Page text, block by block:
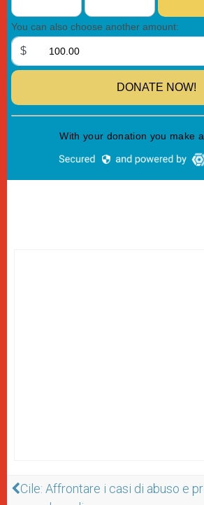
Cile: Affrontare i casi di abuso e